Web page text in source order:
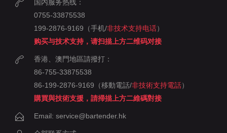
国内服务热线：
0755-33875538
199-2876-9169（手机/非技术支持电话）
购买与技术支持，请扫描上方二维码对接
香港、澳門地區請撥打：
86-755-33875538
86-199-2876-9169（移動電話/非技術支持電話）
購買與技術支援，請掃描上方二維碼對接
Email: service@bartender.hk